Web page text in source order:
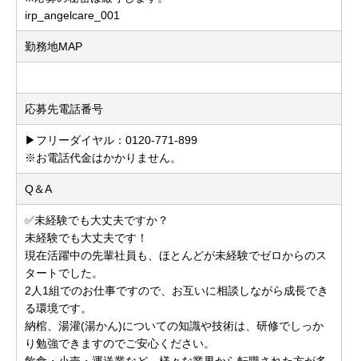
irp_angelcare_001
勤務地MAP
応募先電話番号
▶フリーダイヤル：0120-771-899
※お電話代金はかかりません。
Q＆A
✅未経験でも大丈夫ですか？
未経験でも大丈夫です！
現在活躍中の先輩社員も、ほとんどが未経験でゼロからのス
タートでした。
2人1組でのお仕事ですので、お互いに相談しながら成長でき
る環境です。
納棺、湯灌(湯かん)についての知識や技術は、研修でしっか
り勉強できますのでご安心ください。